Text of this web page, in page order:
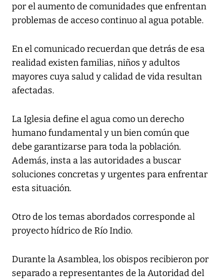
por el aumento de comunidades que enfrentan
problemas de acceso continuo al agua potable.
En el comunicado recuerdan que detrás de esa
realidad existen familias, niños y adultos
mayores cuya salud y calidad de vida resultan
afectadas.
La Iglesia define el agua como un derecho
humano fundamental y un bien común que
debe garantizarse para toda la población.
Además, insta a las autoridades a buscar
soluciones concretas y urgentes para enfrentar
esta situación.
Otro de los temas abordados corresponde al
proyecto hídrico de Río Indio.
Durante la Asamblea, los obispos recibieron por
separado a representantes de la Autoridad del